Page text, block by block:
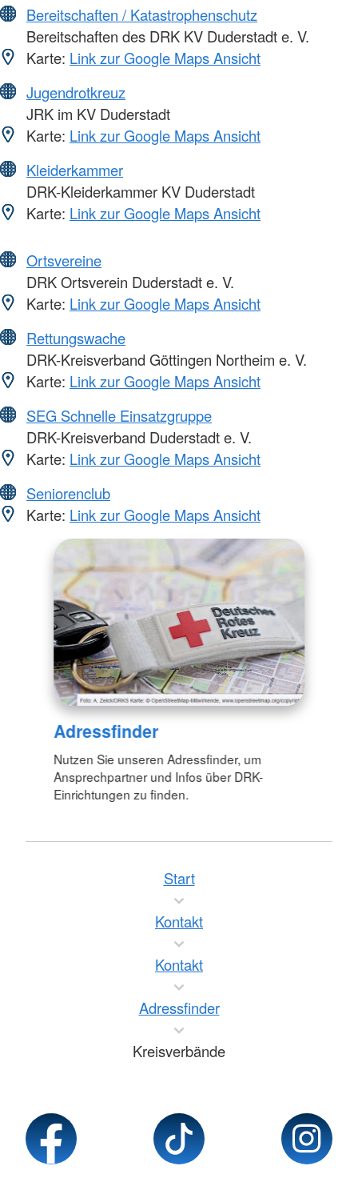
Bereitschaften / Katastrophenschutz
Bereitschaften des DRK KV Duderstadt e. V.
Karte: Link zur Google Maps Ansicht
Jugendrotkreuz
JRK im KV Duderstadt
Karte: Link zur Google Maps Ansicht
Kleiderkammer
DRK-Kleiderkammer KV Duderstadt
Karte: Link zur Google Maps Ansicht
Ortsvereine
DRK Ortsverein Duderstadt e. V.
Karte: Link zur Google Maps Ansicht
Rettungswache
DRK-Kreisverband Göttingen Northeim e. V.
Karte: Link zur Google Maps Ansicht
SEG Schnelle Einsatzgruppe
DRK-Kreisverband Duderstadt e. V.
Karte: Link zur Google Maps Ansicht
Seniorenclub
Karte: Link zur Google Maps Ansicht
Adressfinder
Nutzen Sie unseren Adressfinder, um
Ansprechpartner und Infos über DRK-
Einrichtungen zu finden.
Start
Kontakt
Kontakt
Adressfinder
Kreisverbände